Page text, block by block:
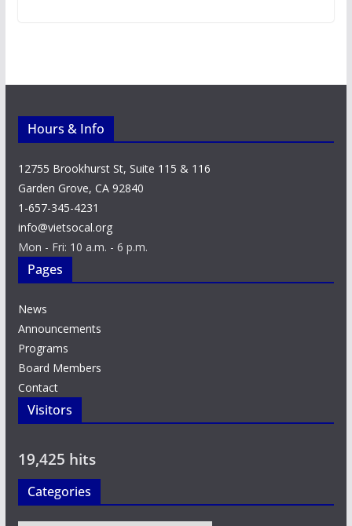
Hours & Info
12755 Brookhurst St, Suite 115 & 116
Garden Grove, CA 92840
1-657-345-4231
info@vietsocal.org
Mon - Fri: 10 a.m. - 6 p.m.
Pages
News
Announcements
Programs
Board Members
Contact
Visitors
19,425 hits
Categories